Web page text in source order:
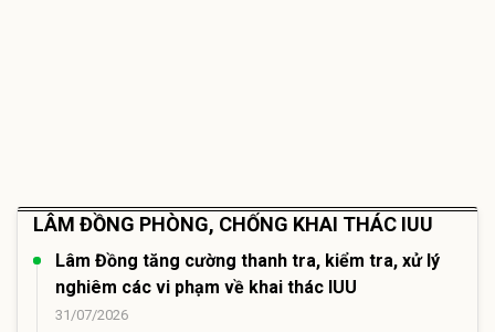
LÂM ĐỒNG PHÒNG, CHỐNG KHAI THÁC IUU
Lâm Đồng tăng cường thanh tra, kiểm tra, xử lý
nghiêm các vi phạm về khai thác IUU
31/07/2026